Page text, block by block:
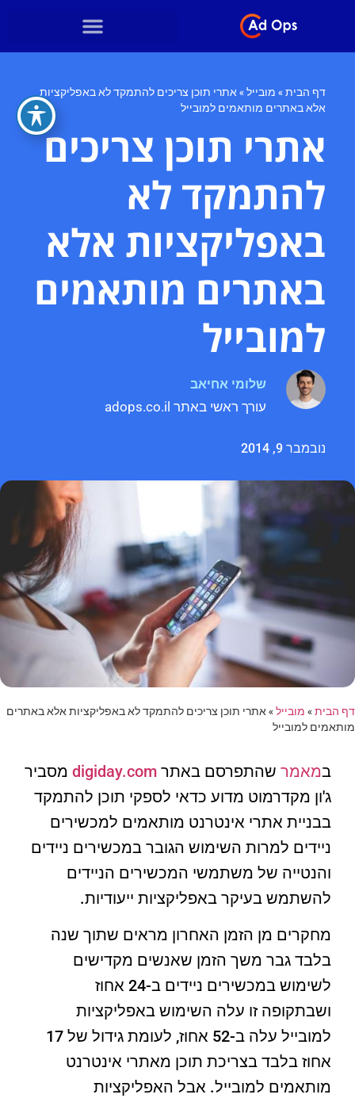
דף הבית» מובייל»אתרי תוכן צריכים להתמקד לא באפליקציות
אלא באתרים מותאמים למובייל
אתרי תוכן צריכים
להתמקד לא
באפליקציות אלא
באתרים מותאמים
למובייל
שלומי אחיאב
עורך ראשי באתר adops.co.il
נובמבר 9, 2014
דף הבית» מובייל»אתרי תוכן צריכים להתמקד לא באפליקציות אלא באתרים
מותאמים למובייל
במאמר שהתפרסם באתר digiday.com מסביר
ג'ון מקדרמוט מדוע כדאי לספקי תוכן להתמקד
בבניית אתרי אינטרנט מותאמים למכשירים
ניידים למרות השימוש הגובר במכשירים ניידים
והנטייה של משתמשי המכשירים הניידים
להשתמש בעיקר באפליקציות ייעודיות.
מחקרים מן הזמן האחרון מראים שתוך שנה
בלבד גבר משך הזמן שאנשים מקדישים
לשימוש במכשירים ניידים ב-24 אחוז
ושבתקופה זו עלה השימוש באפליקציות
למובייל עלה ב-52 אחוז, לעומת גידול של 17
אחוז בלבד בצריכת תוכן מאתרי אינטרנט
מותאמים למובייל. אבל האפליקציות